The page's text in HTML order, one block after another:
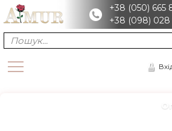
+38 (050) 665
+38 (098) 028